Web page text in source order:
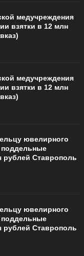
медучреждения
взятки в 12 млн
медучреждения
взятки в 12 млн
ювелирного
поддельные
рублей Ставрополь
ювелирного
поддельные
рублей Ставрополь